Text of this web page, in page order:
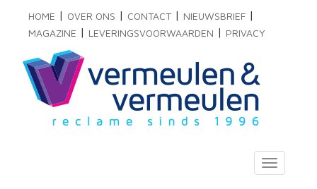
HOME | OVER ONS | CONTACT | NIEUWSBRIEF |
MAGAZINE | LEVERINGSVOORWAARDEN | PRIVACY
Toggle